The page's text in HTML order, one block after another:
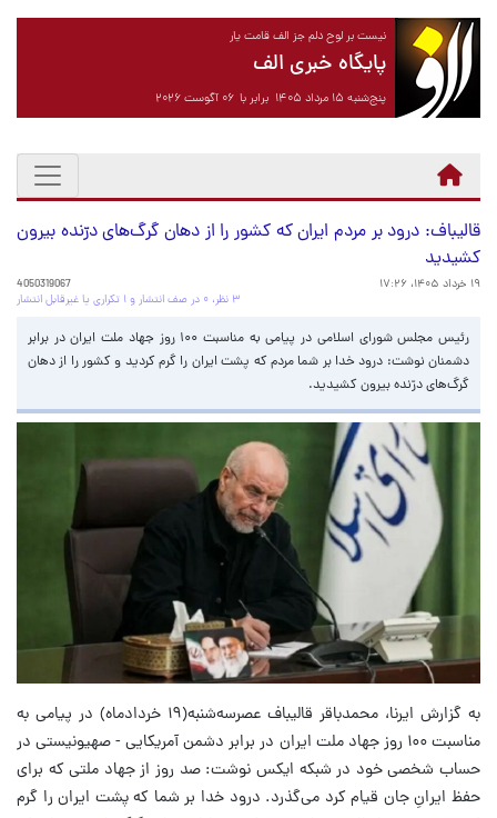
نیست بر لوح دلم جز الف قامت یار
پایگاه خبری الف
پنج‌شنبه ۱۵ مرداد ۱۴۰۵ برابر با ۰۶ آگوست ۲۰۲۶
قالیباف: درود بر مردم ایران که کشور را از دهان گرگ‌های درّنده‌ بیرون
کشیدید
۱۹ خرداد ۱۴۰۵، ۱۷:۲۶
4050319067
۳ نظر، ۰ در صف انتشار و ۱ تکراری یا غیرقابل انتشار
رئیس مجلس شورای اسلامی در پیامی به مناسبت ۱۰۰ روز جهاد ملت ایران در برابر
دشمنان نوشت: درود خدا بر شما مردم که پشت ایران را گرم کردید و کشور را از دهان
گرگ‌های درّنده‌ بیرون کشیدید.
به گزارش ایرنا، محمدباقر قالیباف عصرسه‌شنبه(۱۹ خردادماه) در پیامی به
مناسبت ۱۰۰ روز جهاد ملت ایران در برابر دشمن آمریکایی - صهیونیستی در
حساب شخصی خود در شبکه ایکس نوشت: صد روز از جهاد ملتی که برای
حفظ ایرانِ جان قیام کرد می‌گذرد. درود خدا بر شما که پشت ایران را گرم